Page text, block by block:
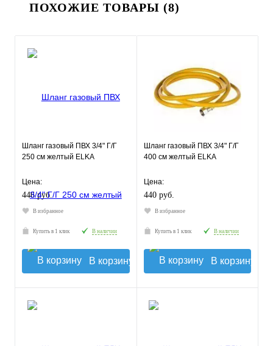
ПОХОЖИЕ ТОВАРЫ (8)
Шланг газовый ПВХ 3/4" Г/Г
250 см желтый ELKA
Цена:
446 руб.
В избранное
Купить в 1 клик В наличии
В корзину
Шланг газовый ПВХ 3/4" Г/Г
400 см желтый ELKA
Цена:
440 руб.
В избранное
Купить в 1 клик В наличии
В корзину